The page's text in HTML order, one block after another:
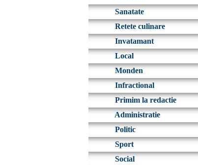
Sanatate
Retete culinare
Invatamant
Local
Monden
Infractional
Primim la redactie
Administratie
Politic
Sport
Social